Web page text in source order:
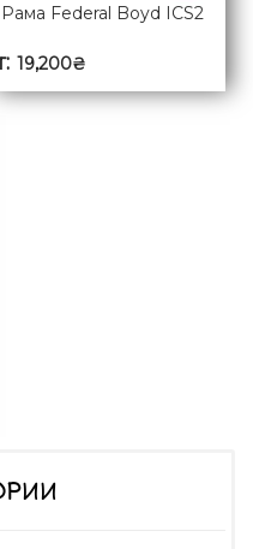
Рама Federal Boyd ICS2
19,200₴